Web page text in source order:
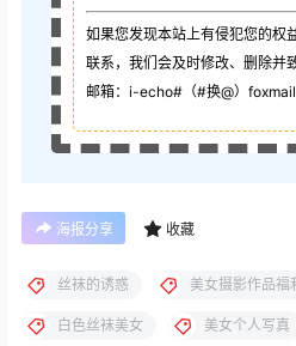
如果您发现本站上有侵犯您的权
联系，我们会及时修改、删除并
邮箱：i-echo#（#换@）
海报分享 收藏
丝袜的诱惑 美女摄影作品福
白色丝袜美女 美女个人写真